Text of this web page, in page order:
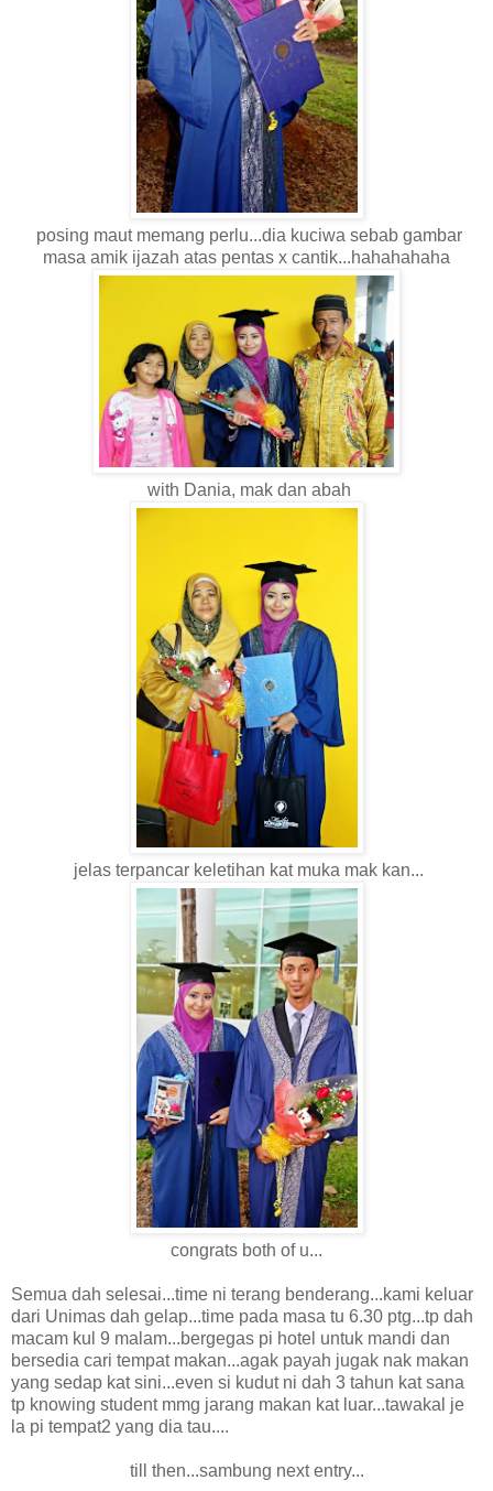
posing maut memang perlu...dia kuciwa sebab gambar
masa amik ijazah atas pentas x cantik...hahahahaha
with Dania, mak dan abah
jelas terpancar keletihan kat muka mak kan...
congrats both of u...
Semua dah selesai...time ni terang benderang...kami keluar
dari Unimas dah gelap...time pada masa tu 6.30 ptg...tp dah
macam kul 9 malam...bergegas pi hotel untuk mandi dan
bersedia cari tempat makan...agak payah jugak nak makan
yang sedap kat sini...even si kudut ni dah 3 tahun kat sana
tp knowing student mmg jarang makan kat luar...tawakal je
la pi tempat2 yang dia tau....
till then...sambung next entry...